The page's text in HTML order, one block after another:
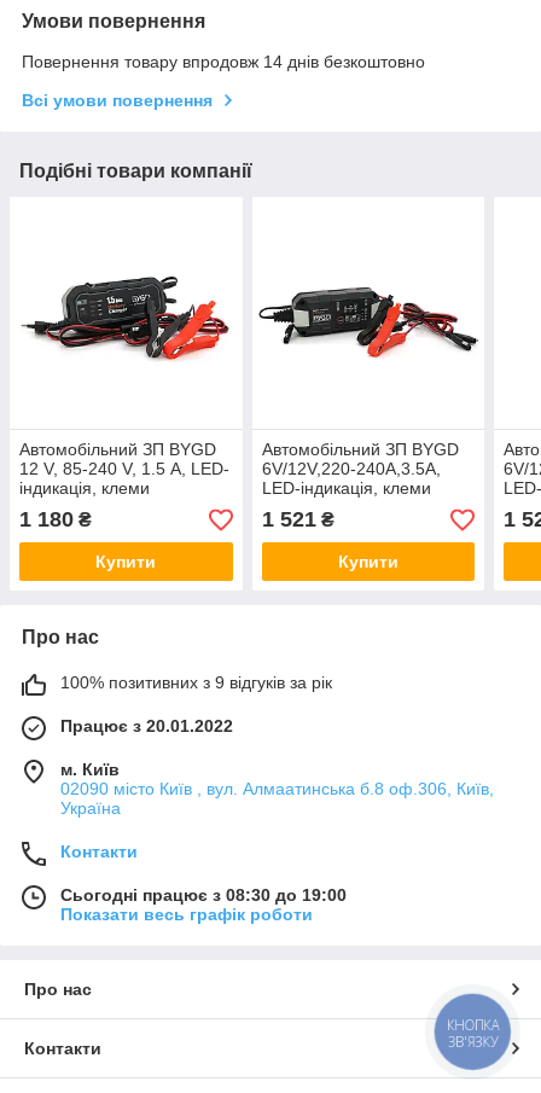
Умови повернення
Повернення товару впродовж 14 днів безкоштовно
Всі умови повернення
Подібні товари компанії
Автомобільний ЗП BYGD
12 V, 85-240 V, 1.5 А, LED-
індикація, клеми
(AGM/GEL/Lead)
1 180 ₴
Купити
Автомобільний ЗП BYGD
6V/12V,220-240A,3.5А,
LED-індикація, клеми
(AGM/GEL/Lead)
1 521₴
Купити
6V/
1
Про нас
100% позитивних з 9 відгуків за рік
Працює з 20.01.2022
м. Київ
02090 місто Київ , вул. Алмаатинська б.8 оф.306, Київ,
Україна
Контакти
Сьогодні працює з 08:30 до 19:00
Показати весь графік роботи
Про нас
Контакти
КНОПКА
ЗВ'ЯЗКУ